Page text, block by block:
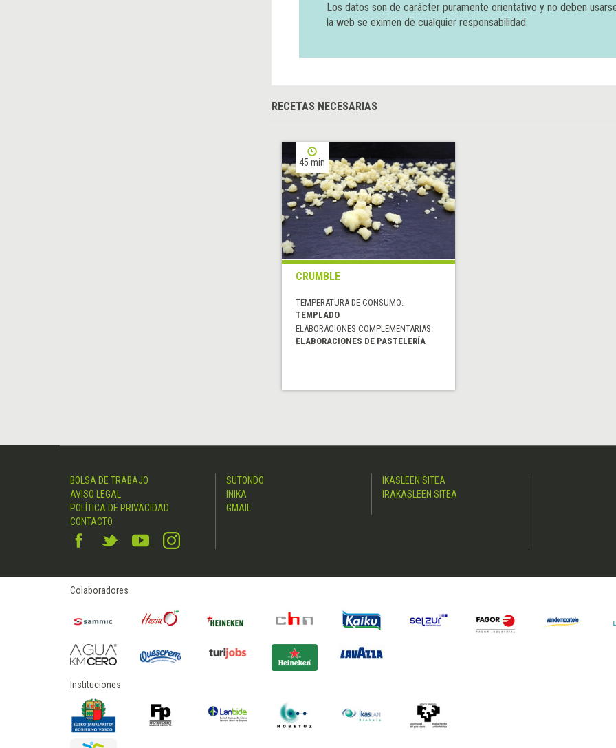
Los datos son de carácter puramente orientativo y no deben
la web se eximen de cualquier responsabilidad.
RECETAS NECESARIAS
45 min
CRUMBLE
TEMPERATURA DE CONSUMO:
TEMPLADO
ELABORACIONES COMPLEMENTARIAS:
ELABORACIONES DE PASTELERÍA
BOLSA DE TRABAJO
AVISO LEGAL
POLÍTICA DE PRIVACIDAD
CONTACTO
SUTONDO
INIKA
GMAIL
IKASLEEN SITEA
IRAKASLEEN SITEA
Colaboradores
Instituciones